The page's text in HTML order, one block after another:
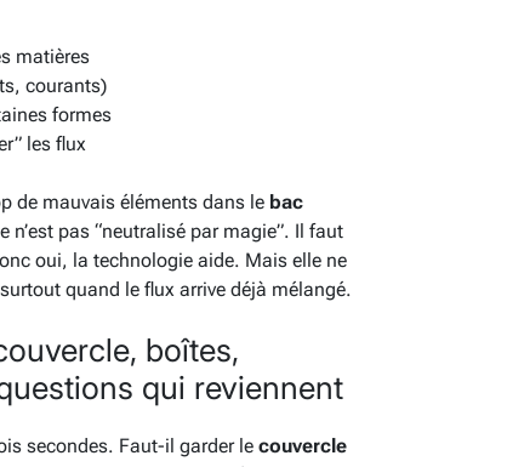
matières
courants)
formes
les flux
de mauvais éléments dans le bac
n’est pas “neutralisé par magie”. Il faut
oui, la technologie aide. Mais elle ne
quand le flux arrive déjà mélangé.
boîtes,
qui reviennent
secondes. Faut-il garder le couvercle